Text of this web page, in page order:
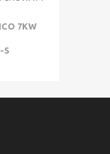
7KW
S